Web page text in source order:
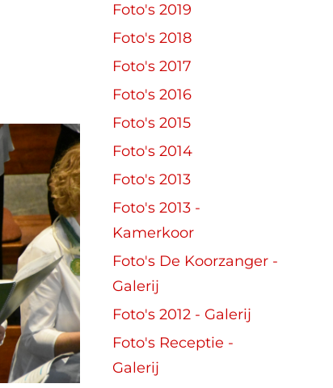
Foto's 2019
Foto's 2018
Foto's 2017
Foto's 2016
Foto's 2015
Foto's 2014
Foto's 2013
Foto's 2013 -
Kamerkoor
Foto's De Koorzanger -
Galerij
Foto's 2012 - Galerij
Foto's Receptie -
Galerij